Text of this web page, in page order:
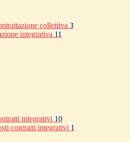
collettiva 3
integrativa 11
integrativi 10
contratti integrativi 1